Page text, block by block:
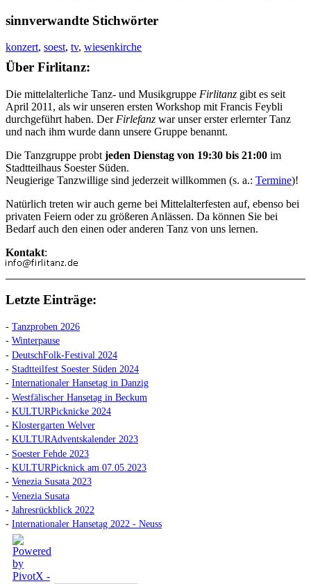
sinnverwandte Stichwörter
konzert, soest, tv, wiesenkirche
Über Firlitanz:
Die mittelalterliche Tanz- und Musikgruppe Firlitanz gibt es seit
April 2011, als wir unseren ersten Workshop mit Francis Feybli
durchgeführt haben. Der Firlefanz war unser erster erlernter Tanz
und nach ihm wurde dann unsere Gruppe benannt.
Die Tanzgruppe probt jeden Dienstag von 19:30 bis 21:00 im
Stadtteilhaus Soester Süden.
Neugierige Tanzwillige sind jederzeit willkommen (s. a.: Termine)!
Natürlich treten wir auch gerne bei Mittelalterfesten auf, ebenso bei
privaten Feiern oder zu größeren Anlässen. Da können Sie bei
Bedarf auch den einen oder anderen Tanz von uns lernen.
Kontakt:
Letzte Einträge:
- Tanzproben 2026
- Winterpause
- DeutschFolk-Festival 2024
- Stadtteilfest Soester Süden 2024
- Internationaler Hansetag in Danzig
- Westfälischer Hansetag in Beckum
- KULTURPicknicke 2024
- Klostergarten Welver
- KULTURAdventskalender 2023
- Soester Fehde 2023
- KULTURPicknick am 07.05.2023
- Venezia Susata 2023
- Venezia Susata
- Jahresrückblick 2022
- Internationaler Hansetag 2022 - Neuss